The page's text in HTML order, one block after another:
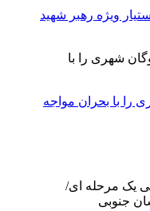
ویژه رهبر شهید
را با بحران مواجه